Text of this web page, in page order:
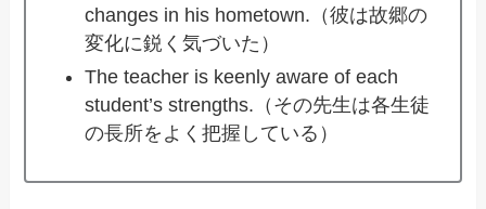
changes in his hometown.（彼は故郷の
変化に鋭く気づいた）
The teacher is keenly aware of each
student’s strengths.（その先生は各生徒
の長所をよく把握している）